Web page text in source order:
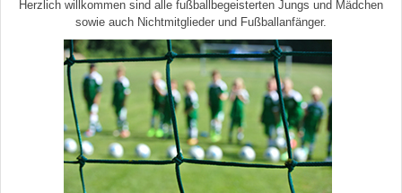
Herzlich willkommen sind alle fußballbegeisterten Jungs und Mädchen
sowie auch Nichtmitglieder und Fußballanfänger.